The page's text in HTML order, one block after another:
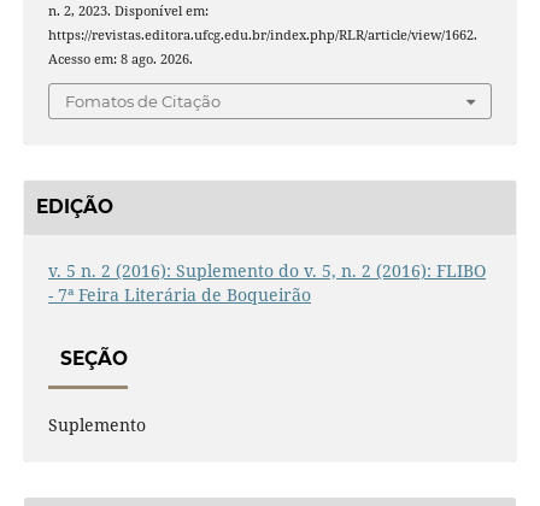
n. 2, 2023. Disponível em:
https://revistas.editora.ufcg.edu.br/index.php/RLR/article/view/1662.
Acesso em: 8 ago. 2026.
Fomatos de Citação
EDIÇÃO
v. 5 n. 2 (2016): Suplemento do v. 5, n. 2 (2016): FLIBO
- 7ª Feira Literária de Boqueirão
SEÇÃO
Suplemento